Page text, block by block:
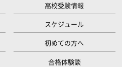
高校受験情報
スケジュール
初めての方へ
合格体験談